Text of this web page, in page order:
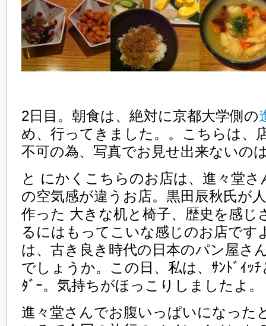
2日目。朝食は、絶対に京都大学側の
め、行ってきました。。こちらは、
不可の為、写真でお見せ出来ないの
と にかくこちらのお店は、進々堂
の空気感が違うお店。黒田辰秋氏が
作った 大きな机と椅子、歴史を感じ
るにはもってこいな感じのお店です
は、古き良き時代の日本のパン屋さ
でしょうか。この日、私は、ｻﾝﾄﾞｲｯ
ﾀﾞｰ。気持ちがほっこりしましたよ。
進々堂さんでお腹いっぱいになった